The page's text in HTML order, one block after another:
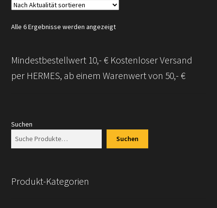
Alle 6 Ergebnisse werden angezeigtNach
Mindestbestellwert 10,- € Kostenloser Versand
per HERMES, ab einem Warenwert von 50,- €
Suchen
Suchen
Produkt-Kategorien